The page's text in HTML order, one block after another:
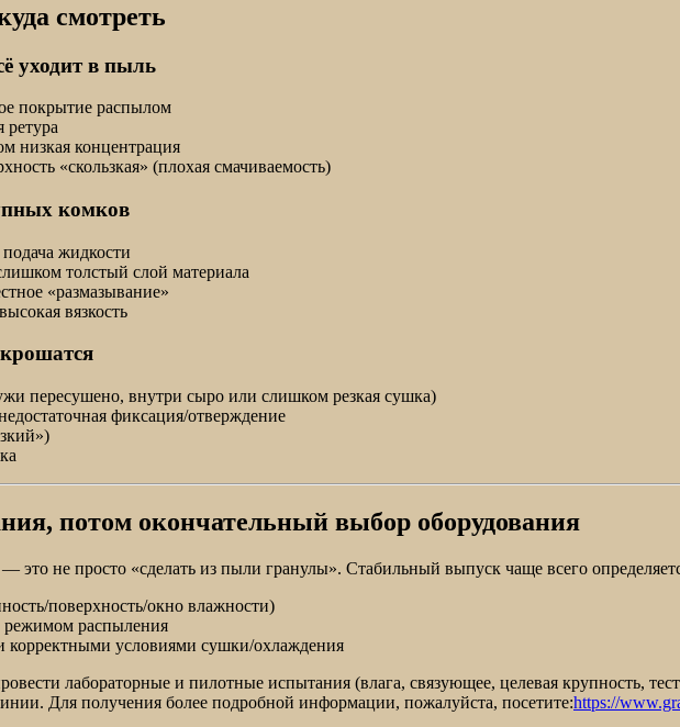
смотреть
уходит в пыль
покрытие распылом
ретура
низкая концентрация
«скользкая» (плохая смачиваемость)
комков
жидкости
толстый слой материала
«размазывание»
вязкость
пересушено, внутри сыро или слишком резкая сушка)
фиксация/отверждение
потом окончательный выбор оборудования
— это не просто «сделать из пыли гранулы». Стабильный выпуск чаще всего
поверхность/окно влажности)
режимом распыления
корректными условиями сушки/охлаждения
лабораторные и пилотные испытания (влага, связующее, целевая крупность,
Для получения более подробной информации, пожалуйста, посетите:https://